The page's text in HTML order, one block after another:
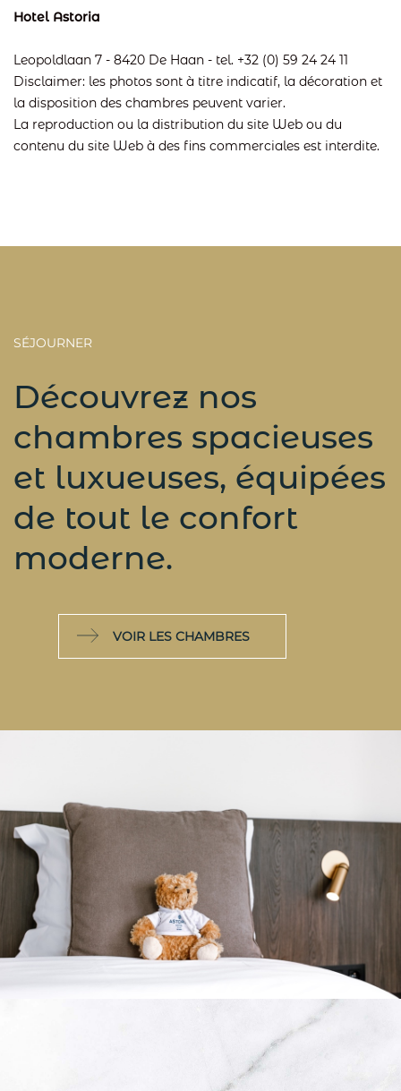
Hotel Astoria
Leopoldlaan 7 - 8420 De Haan - tel. +32 (0) 59 24 24 11
Disclaimer: les photos sont à titre indicatif, la décoration et
la disposition des chambres peuvent varier.
La reproduction ou la distribution du site Web ou du
contenu du site Web à des fins commerciales est interdite.
SÉJOURNER
Découvrez nos
chambres spacieuses
et luxueuses, équipées
de tout le confort
moderne.
VOIR LES CHAMBRES